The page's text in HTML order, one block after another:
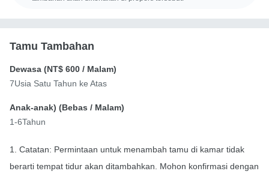
Tamu Tambahan
Dewasa (NT$ 600 / Malam)
7Usia Satu Tahun ke Atas
Anak-anak) (Bebas / Malam)
1-6Tahun
1. Catatan: Permintaan untuk menambah tamu di kamar tidak
berarti tempat tidur akan ditambahkan. Mohon konfirmasi dengan